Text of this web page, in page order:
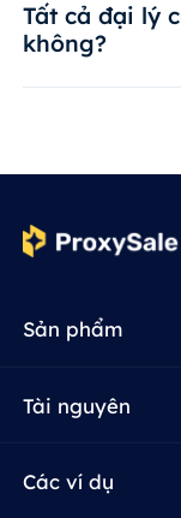
Tất cả đại lý
không?
Sản phẩm
Tài nguyên
Các ví dụ